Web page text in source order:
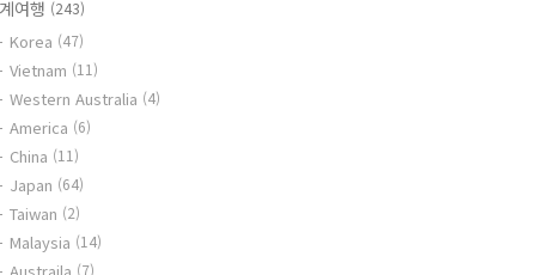
여행 (243)
Korea (47)
Vietnam (11)
Western Australia (4)
America (6)
China (11)
Japan (64)
Taiwan (2)
Malaysia (14)
(7)